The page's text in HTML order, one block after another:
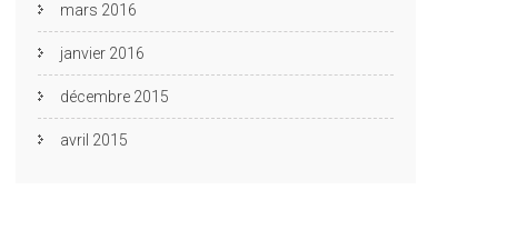
mars 2016
janvier 2016
décembre 2015
avril 2015